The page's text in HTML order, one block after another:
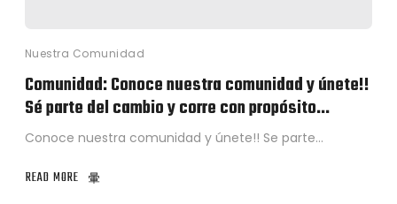
Nuestra Comunidad
Comunidad: Conoce nuestra comunidad y únete!!
Sé parte del cambio y corre con propósito…
Conoce nuestra comunidad y únete!! Se parte…
READ MORE